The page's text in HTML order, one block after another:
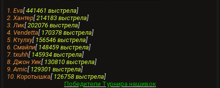
1. Evа[ 441461 выстрела]
2. Хантеp[ 214183 выстрела]
3. Лик[ 202076 выстрела]
4. Vendettа[ 170378 выстрела]
5. Ктулху[ 156546 выстрела]
6. Смайли[ 148459 выстрела]
7. txuhh[ 145934 выстрела]
8. Джон Уик[ 130810 выстрела]
9. Amic[ 129301 выстрела]
10. Коротышка[ 126758 выстрела]
Победители Турнира нашивок